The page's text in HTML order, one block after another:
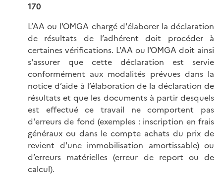
170
L’AA ou l'OMGA chargé d'élaborer la déclaration
de résultats de l’adhérent doit procéder à
certaines vérifications. L'AA ou l'OMGA doit ainsi
s'assurer que cette déclaration est servie
conformément aux modalités prévues dans la
notice d’aide à l’élaboration de la déclaration de
résultats et que les documents à partir desquels
est effectué ce travail ne comportent pas
d'erreurs de fond (exemples : inscription en frais
généraux ou dans le compte achats du prix de
revient d'une immobilisation amortissable) ou
d’erreurs matérielles (erreur de report ou de
calcul).